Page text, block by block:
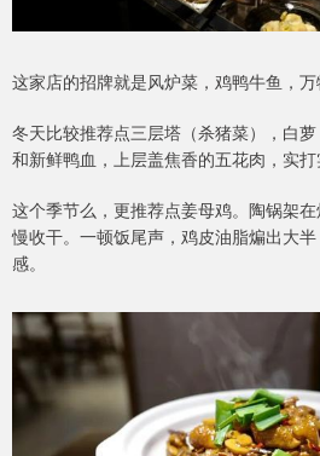
这家店的招牌就是风炉菜，鸡鸭牛鱼，万
冬天比较推荐点三层塔（杀猪菜），白
和新鲜鸭血，上层盖焦香的五花肉，实打
这个季节么，更推荐点姜母鸡。陶锅架
慢收干。一顿饭尾声，鸡皮油脂煸出大
感。